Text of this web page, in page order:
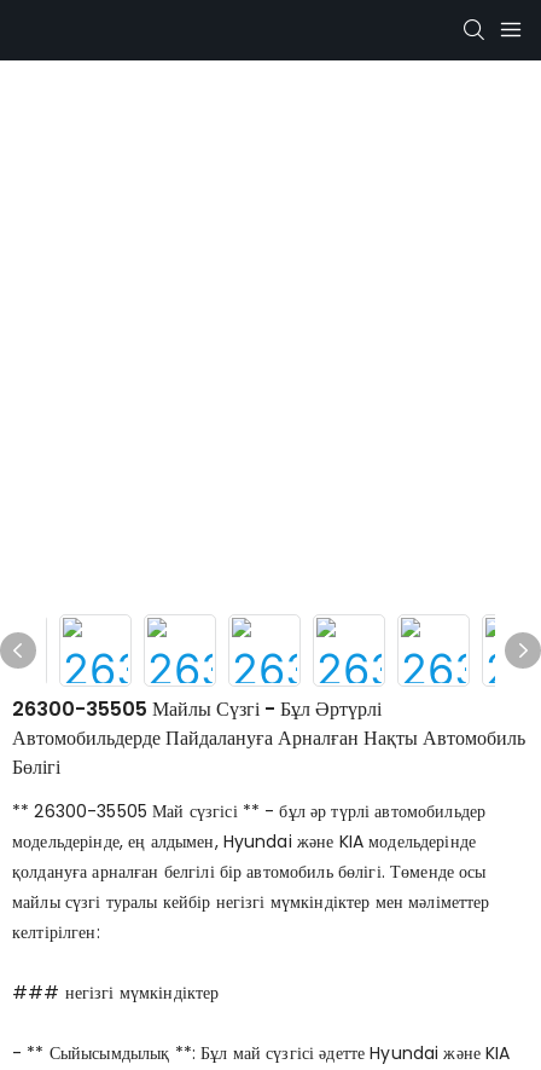
26300-35505 Майлы Сүзгі - Бұл Әртүрлі
Автомобильдерде Пайдалануға Арналған Нақты Автомобиль
Бөлігі
** 26300-35505 Май сүзгісі ** - бұл әр түрлі автомобильдер
модельдерінде, ең алдымен, Hyundai және KIA модельдерінде
қолдануға арналған белгілі бір автомобиль бөлігі. Төменде осы
майлы сүзгі туралы кейбір негізгі мүмкіндіктер мен мәліметтер
келтірілген:
### негізгі мүмкіндіктер
- ** Сыйысымдылық **: Бұл май сүзгісі әдетте Hyundai және KIA